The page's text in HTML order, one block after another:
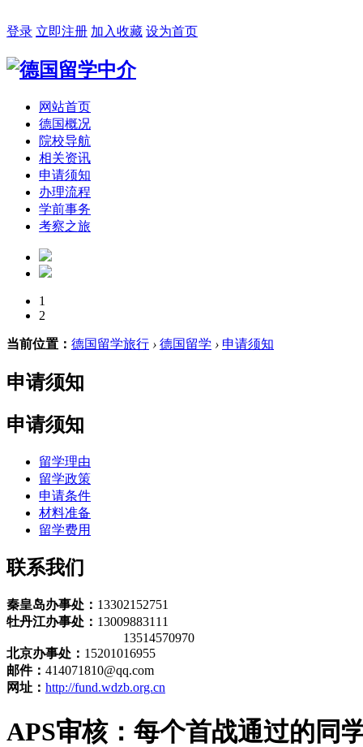
登录 立即注册 加入收藏 设为首页
网站首页
德国概况
院校导航
相关资讯
申请须知
办理流程
学前事务
考察之旅
1
2
当前位置： 德国留学旅行 › 德国留学 › 申请须知
申请须知
申请须知
留学理由
留学政策
申请条件
材料准备
留学费用
联系我们
秦皇岛办事处： 13302152751
牡丹江办事处： 13009883111
13514570970
北京办事处： 15201016955
邮件： 414071810@qq.com
网址： http://fund.wdzb.org.cn
APS审核：每个首战通过的同